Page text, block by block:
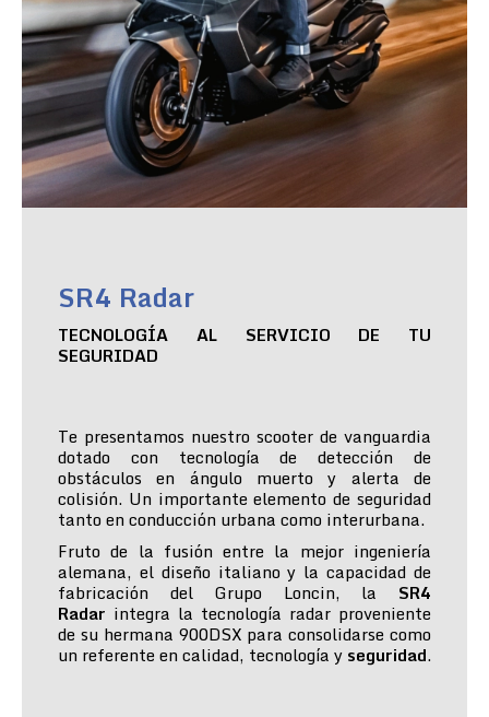
SR4 Radar
TECNOLOGÍA AL SERVICIO DE TU
SEGURIDAD
Te presentamos nuestro scooter de vanguardia
dotado con tecnología de detección de
obstáculos en ángulo muerto y alerta de
colisión. Un importante elemento de seguridad
tanto en conducción urbana como interurbana.
Fruto de la fusión entre la mejor ingeniería
alemana, el diseño italiano y la capacidad de
fabricación del Grupo Loncin, la SR4
Radar integra la tecnología radar proveniente
de su hermana 900DSX para consolidarse como
un referente en calidad, tecnología y seguridad.